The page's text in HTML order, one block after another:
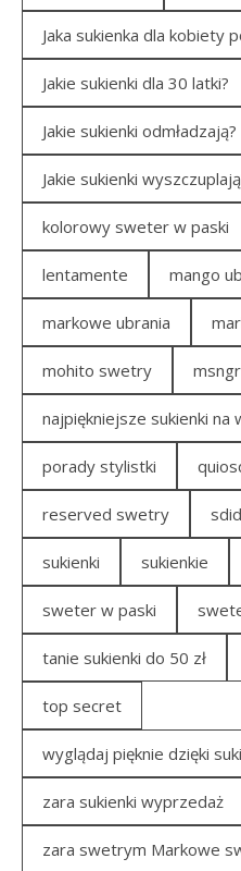
Jaka sukienka dla kobiety
Jakie sukienki dla 30 latki?
Jakie sukienki odmładzają?
Jakie sukienki
kolorowy sweter w paski
lentamente mango
markowe ubrania
mohito swetry msngr
najpiękniejsze sukienki na
porady stylistki
reserved swetry
sukienki sukienkie
sweter w paski
tanie sukienki do 50 zł
top secret
wyglądaj pięknie dzięki
zara sukienki wyprzedaż
zara swetrym Markowe